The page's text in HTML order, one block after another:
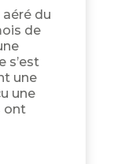
du
de
s’est
une
une
ont